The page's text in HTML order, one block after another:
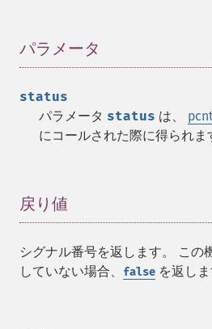
パラメータ
status
パラメータ status は、
にコールされた際に得られま
戻り値
シグナル番号を返します。 この
していない場合、
false を返しま